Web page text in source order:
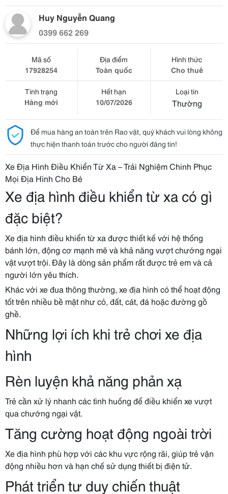
Huy Nguyễn Quang
0399 662 269
Mã số
17928254
Địa điểm
Toàn quốc
Hình thức
Cho thuê
Tình trạng
Hàng mới
Hết hạn
10/07/2026
Loại tin
Thường
Để mua hàng an toàn trên Rao vặt, quý khách vui lòng không
thực hiện thanh toán trước cho người đăng tin!
Xe Địa Hình Điều Khiển Từ Xa – Trải Nghiệm Chinh Phục
Mọi Địa Hình Cho Bé
Xe địa hình điều khiển từ xa có gì
đặc biệt?
Xe địa hình điều khiển từ xa được thiết kế với hệ thống
bánh lớn, động cơ mạnh mẽ và khả năng vượt chướng ngại
vật vượt trội. Đây là dòng sản phẩm rất được trẻ em và cả
người lớn yêu thích.
Khác với xe đua thông thường, xe địa hình có thể hoạt động
tốt trên nhiều bề mặt như cỏ, đất, cát, đá hoặc đường gồ
ghề.
Những lợi ích khi trẻ chơi xe địa
hình
Rèn luyện khả năng phản xạ
Trẻ cần xử lý nhanh các tình huống để điều khiển xe vượt
qua chướng ngại vật.
Tăng cường hoạt động ngoài trời
Xe địa hình phù hợp với các khu vực rộng rãi, giúp trẻ vận
động nhiều hơn và hạn chế sử dụng thiết bị điện tử.
Phát triển tư duy chiến thuật